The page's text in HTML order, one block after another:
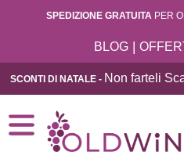
SPEDIZIONE GRATUITA PER
BLOG |
SCONTI DI NATALE - Non farteli